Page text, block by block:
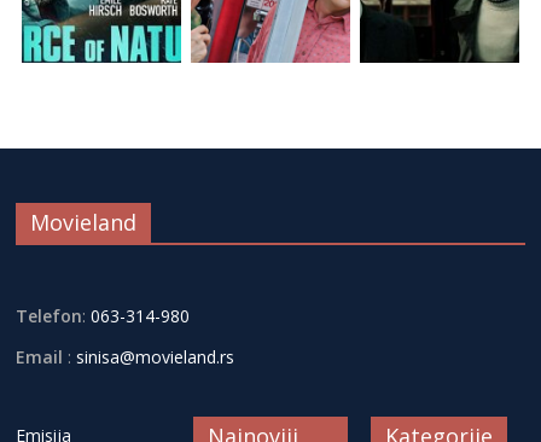
Movieland
Telefon: 063-314-980
Email : sinisa@movieland.rs
Emisija